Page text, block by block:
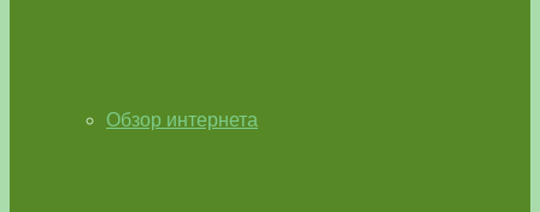
Обзор интернета